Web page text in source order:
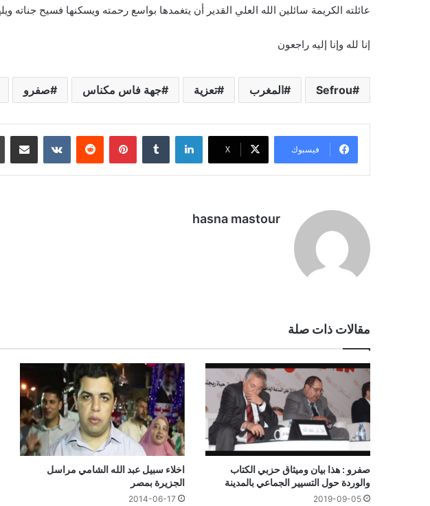
عائلته الكريمة سائلين الله العلي القدير أن يتغمدها بواسع رحمته ويسكنها فسيح جناته
إنا لله وإنا إليه راجعون
Sefrou المغرب تعزية جهة فاس مكناس صفرو
فيسبوك ‫X
لينكدإن بينتيريست مشاركة
hasna mastour
مقالات ذات صلة
صفرو : هذا بيان وميثاق حزبي الكتاب
والوردة حول التسيير الجماعي بالمدينة
2019-09-05
اخلاء سبيل عبد الله الشامي مراسل
الجزيرة بمصر
2014-06-17